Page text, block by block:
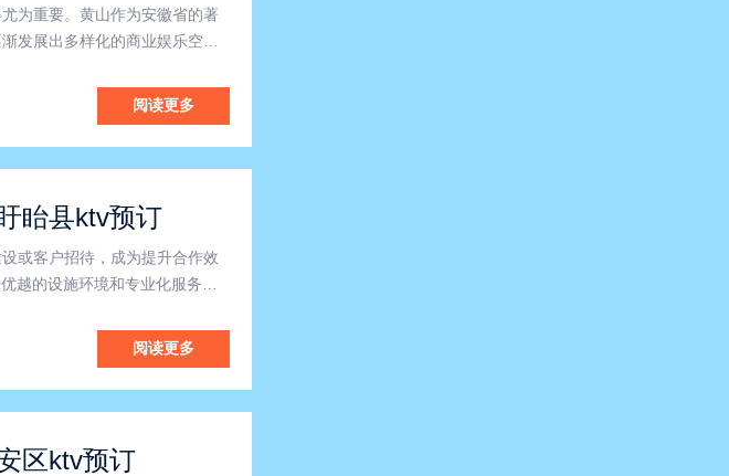
为重要。黄山作为安徽省的著
发展出多样化的商业娱乐空
通为商务活动提供了极大便
阅读更多
眙县ktv预订
或客户招待，成为提升合作效
越的设施环境和专业化服务，
想的空间。不论是小型团
阅读更多
区ktv预订